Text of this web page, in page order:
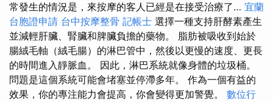
常發生的情況是，來按摩的客人已經是在接受治療了… 宜蘭
台胞證申請 台中按摩整骨 記帳士 選擇一種支持肝酵素產生
並減輕肝臟、腎臟和脾臟負擔的藥物。 脂肪被吸收到始於
腸絨毛軸（絨毛腸）的淋巴管中，然後以更慢的速度、更長
的時間進入靜脈血。 因此，淋巴系統就像身體的垃圾桶。
問題是這個系統可能會堵塞並停滯多年。 作為一個有益的
效果，你的專注能力會提高，你會變得更加警覺。 數位行